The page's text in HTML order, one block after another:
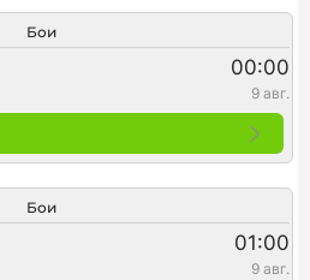
Бои
00:00
9 авг.
Бои
01:00
9 авг.